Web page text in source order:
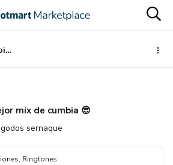
El mejor mix de cumbia 😎
mix de cumbia 😎
sernaque
Ringtones